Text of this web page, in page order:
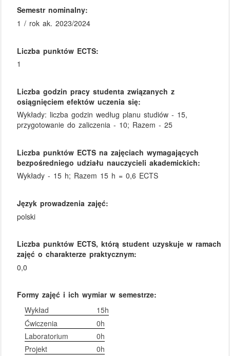
Semestr nominalny:
1 / rok ak. 2023/2024
Liczba punktów ECTS:
1
Liczba godzin pracy studenta związanych z
osiągnięciem efektów uczenia się:
Wykłady: liczba godzin według planu studiów - 15,
przygotowanie do zaliczenia - 10; Razem - 25
Liczba punktów ECTS na zajęciach wymagających
bezpośredniego udziału nauczycieli akademickich:
Wykłady - 15 h; Razem 15 h = 0,6 ECTS
Język prowadzenia zajęć:
polski
Liczba punktów ECTS, którą student uzyskuje w ramach
zajęć o charakterze praktycznym:
0,0
Formy zajęć i ich wymiar w semestrze:
Wykład
15h
Ćwiczenia
0h
Laboratorium
0h
Projekt
0h